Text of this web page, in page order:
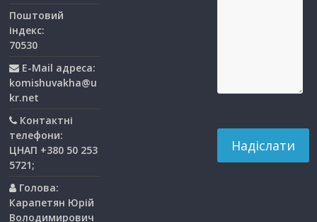
Поштовий
індекс:
70530
E-Mail адреса:
komishuvakha@u
kr.net
Контактні
телефони:
ЦНАП +380 50 253
5721;
Голова:
Карапетян Юрій
Володимирович